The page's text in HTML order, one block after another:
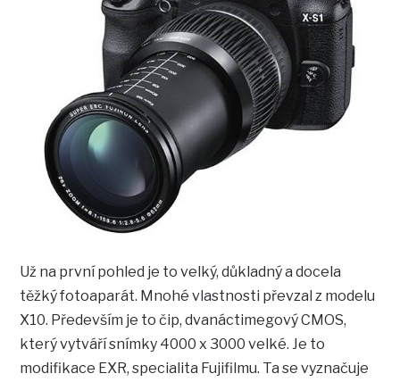
Už na první pohled je to velký, důkladný a docela
těžký fotoaparát. Mnohé vlastnosti převzal z modelu
X10. Především je to čip, dvanáctimegový CMOS,
který vytváří snímky 4000 x 3000 velké. Je to
modifikace EXR, specialita Fujifilmu. Ta se vyznačuje